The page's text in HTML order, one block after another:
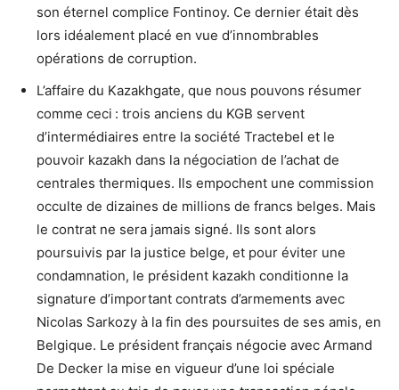
son éternel complice Fontinoy. Ce dernier était dès
lors idéalement placé en vue d’innombrables
opérations de corruption.
L’affaire du Kazakhgate, que nous pouvons résumer
comme ceci : trois anciens du KGB servent
d’intermédiaires entre la société Tractebel et le
pouvoir kazakh dans la négociation de l’achat de
centrales thermiques. Ils empochent une commission
occulte de dizaines de millions de francs belges. Mais
le contrat ne sera jamais signé. Ils sont alors
poursuivis par la justice belge, et pour éviter une
condamnation, le président kazakh conditionne la
signature d’important contrats d’armements avec
Nicolas Sarkozy à la fin des poursuites de ses amis, en
Belgique. Le président français négocie avec Armand
De Decker la mise en vigueur d’une loi spéciale